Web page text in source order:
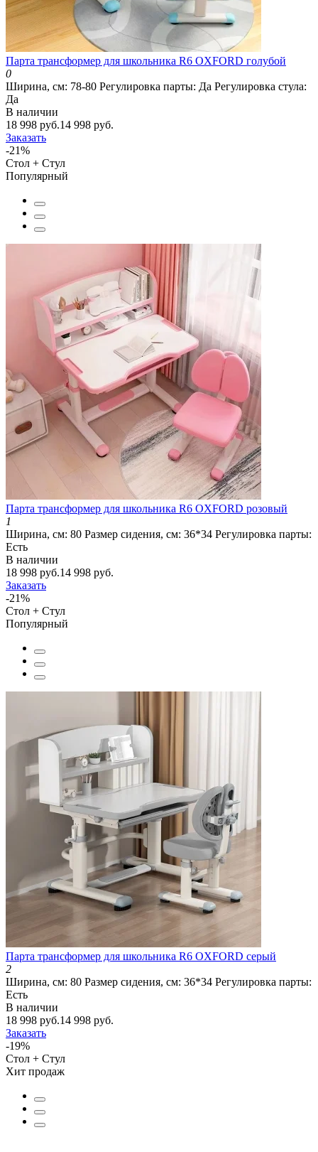
Парта трансформер для школьника R6 OXFORD голубой
0
Ширина, см: 78-80 Регулировка парты: Да Регулировка стула:
Да
В наличии
18 998 руб.14 998 руб.
Заказать
-21%
Стол + Стул
Популярный
Парта трансформер для школьника R6 OXFORD розовый
1
Ширина, см: 80 Размер сидения, см: 36*34 Регулировка парты:
Есть
В наличии
18 998 руб.14 998 руб.
Заказать
-21%
Стол + Стул
Популярный
Парта трансформер для школьника R6 OXFORD серый
2
Ширина, см: 80 Размер сидения, см: 36*34 Регулировка парты:
Есть
В наличии
18 998 руб.14 998 руб.
Заказать
-19%
Стол + Стул
Хит продаж